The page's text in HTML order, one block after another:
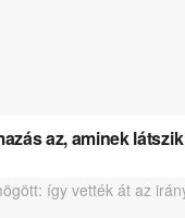
az, aminek látszik